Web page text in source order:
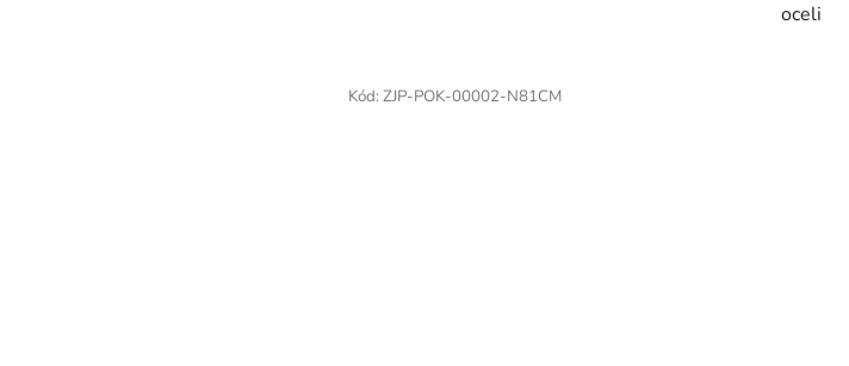
oceli
Kód:ZJP-POK-00002-N81CM